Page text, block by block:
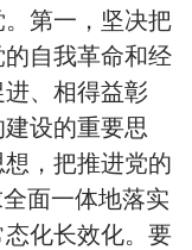
第一，坚决把
自我革命和经
、相得益彰
设的重要思
，把推进党的
面一体地落实
化长效化。要